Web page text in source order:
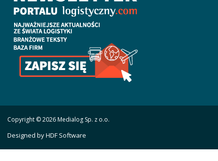
Copyright © 2026 Medialog Sp. z o.o.
Designed by HDF Software